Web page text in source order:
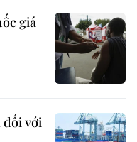
giá
đối với